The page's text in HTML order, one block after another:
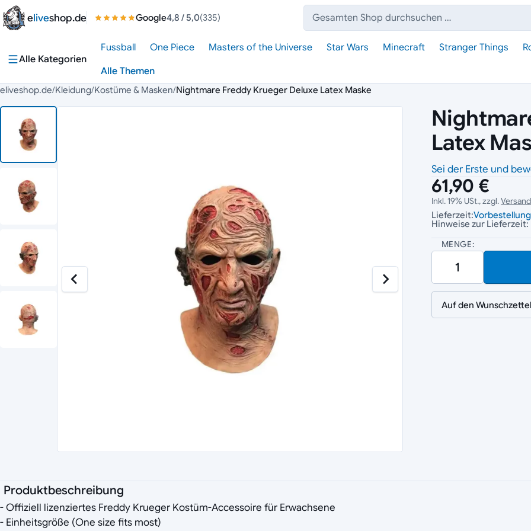
Zum Inhalt springen
eliveshop.de Google4,8 / 5,0(335)
Suche:
Alle Kategorien
Fussball One Piece Masters of the Universe Star Wars Minecraft Stranger Things
Alle Themen
eliveshop.de/Kleidung/Kostüme & Masken/Nightmare Freddy Krueger Deluxe Latex Maske
Latex
Sei der Erste und
61,90 €
Inkl. 19% USt., zzgl.
Lieferzeit:Vorbestellung
Hinweise zur Lieferzeit:
MENGE:
Auf den Wunschzettel
Produktbeschreibung
- Offiziell lizenziertes Freddy Krueger Kostüm-Accessoire für Erwachsene
- Einheitsgröße (One size fits most)